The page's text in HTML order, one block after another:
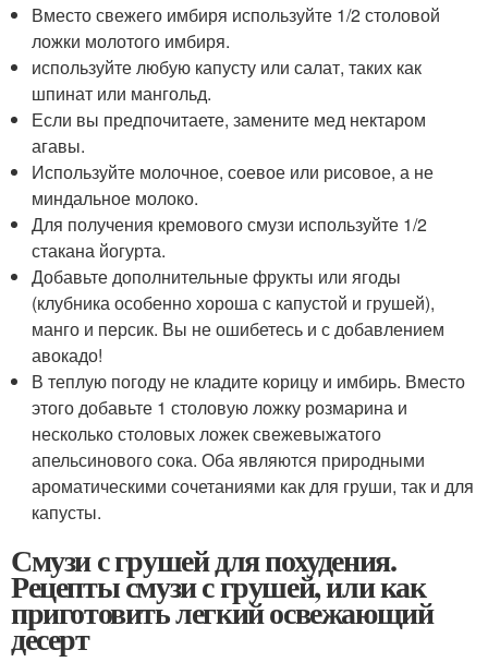
Вместо свежего имбиря используйте 1/2 столовой
ложки молотого имбиря.
используйте любую капусту или салат, таких как
шпинат или мангольд.
Если вы предпочитаете, замените мед нектаром
агавы.
Используйте молочное, соевое или рисовое, а не
миндальное молоко.
Для получения кремового смузи используйте 1/2
стакана йогурта.
Добавьте дополнительные фрукты или ягоды
(клубника особенно хороша с капустой и грушей),
манго и персик. Вы не ошибетесь и с добавлением
авокадо!
В теплую погоду не кладите корицу и имбирь. Вместо
этого добавьте 1 столовую ложку розмарина и
несколько столовых ложек свежевыжатого
апельсинового сока. Оба являются природными
ароматическими сочетаниями как для груши, так и для
капусты.
Смузи с грушей для похудения.
Рецепты смузи с грушей, или как
приготовить легкий освежающий
десерт